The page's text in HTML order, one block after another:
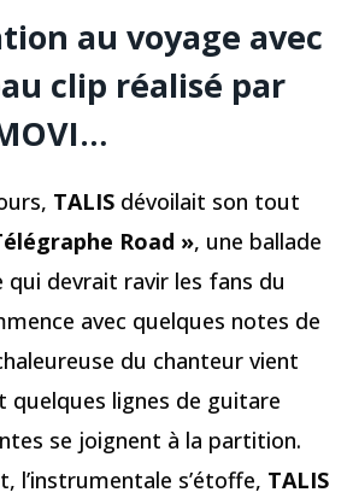
au voyage avec
clip réalisé par
TALIS dévoilait son tout
Road », une ballade
devrait ravir les fans du
avec quelques notes de
du chanteur vient
quelques lignes de guitare
se joignent à la partition.
l’instrumentale s’étoffe, TALIS